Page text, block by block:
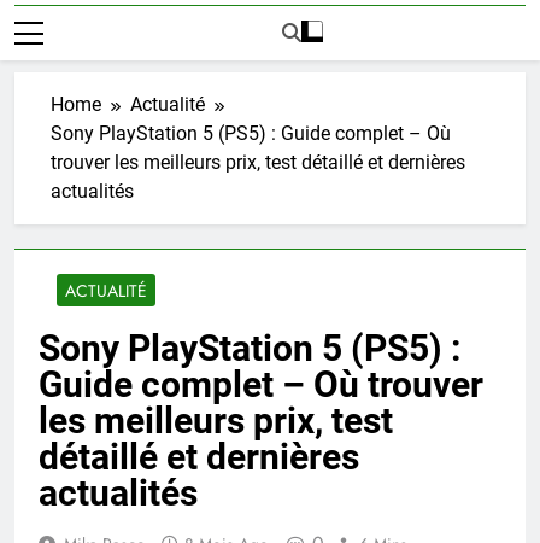
Home
Actualité
Sony PlayStation 5 (PS5) : Guide complet – Où
trouver les meilleurs prix, test détaillé et dernières
actualités
ACTUALITÉ
Sony PlayStation 5 (PS5) :
Guide complet – Où trouver
les meilleurs prix, test
détaillé et dernières
actualités